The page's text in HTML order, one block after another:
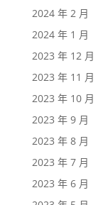
2024 年 2 月
2024 年 1 月
2023 年 12 月
2023 年 11 月
2023 年 10 月
2023 年 9 月
2023 年 8 月
2023 年 7 月
2023 年 6 月